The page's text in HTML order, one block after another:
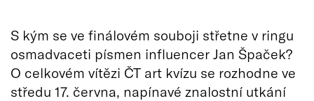
S kým se ve finálovém souboji střetne v ringu
osmadvaceti písmen influencer Jan Špaček?
O celkovém vítězi ČT art kvízu se rozhodne ve
středu 17. června, napínavé znalostní utkání